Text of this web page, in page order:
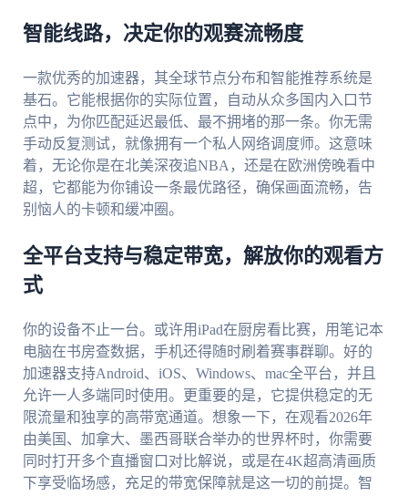
智能线路，决定你的观赛流畅度
一款优秀的加速器，其全球节点分布和智能推荐系统是
基石。它能根据你的实际位置，自动从众多国内入口节
点中，为你匹配延迟最低、最不拥堵的那一条。你无需
手动反复测试，就像拥有一个私人网络调度师。这意味
着，无论你是在北美深夜追NBA，还是在欧洲傍晚看中
超，它都能为你铺设一条最优路径，确保画面流畅，告
别恼人的卡顿和缓冲圈。
全平台支持与稳定带宽，解放你的观看方
式
你的设备不止一台。或许用iPad在厨房看比赛，用笔记本
电脑在书房查数据，手机还得随时刷着赛事群聊。好的
加速器支持Android、iOS、Windows、mac全平台，并且
允许一人多端同时使用。更重要的是，它提供稳定的无
限流量和独享的高带宽通道。想象一下，在观看2026年
由美国、加拿大、墨西哥联合举办的世界杯时，你需要
同时打开多个直播窗口对比解说，或是在4K超高清画质
下享受临场感，充足的带宽保障就是这一切的前提。智